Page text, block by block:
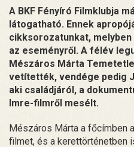
A BKF Fényíró Filmklubja
látogatható. Ennek
cikksorozatunkat, melyben
az eseményről. A félév
Mészáros Márta
vetítették, vendége pedig
aki családjáról, a
Imre-filmről mesélt.
Mészáros Márta a főcímben
filmet, és a kerettörténetben